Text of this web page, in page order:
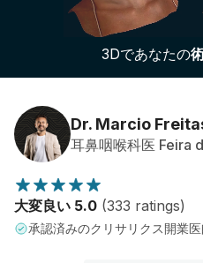
3Dビジネスプラットフォー
サブスクリプションプラン
患者様のレビュー
3Dであなたの
Dr. Marcio
耳鼻咽喉科医 Feira
大変良い 5.0 (333 ratings)
承認済みのクリサリクス開業医